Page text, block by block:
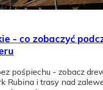
- co zobaczyć
pośpiechu - zobacz
Rubina i trasy nad